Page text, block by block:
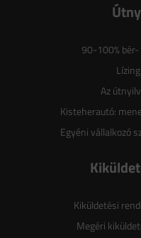
90-100% bér-
Az
Kisteherautó:
Egyéni vállalkozó
Kiküldetési
Megéri